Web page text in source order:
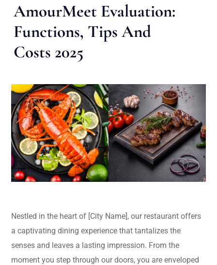
AmourMeet Evaluation:
Functions, Tips And
Costs 2025
Nestled in the heart of [City Name], our restaurant offers
a captivating dining experience that tantalizes the
senses and leaves a lasting impression. From the
moment you step through our doors, you are enveloped